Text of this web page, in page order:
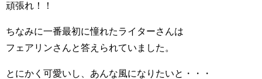
頑張れ！！
ちなみに一番最初に憧れたライターさんは
フェアリンさんと答えられていました。
とにかく可愛いし、あんな風になりたいと・・・